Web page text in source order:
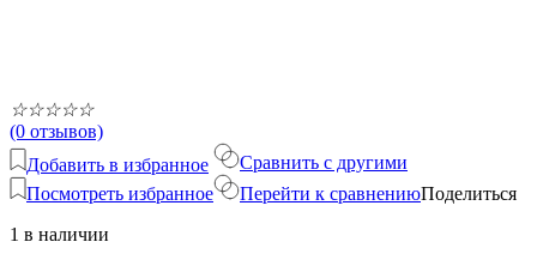
☆☆☆☆☆
(0 отзывов)
Добавить в избранное
Посмотреть избранное
Сравнить с другими
Перейти к сравнениюПоделиться
1 в наличии